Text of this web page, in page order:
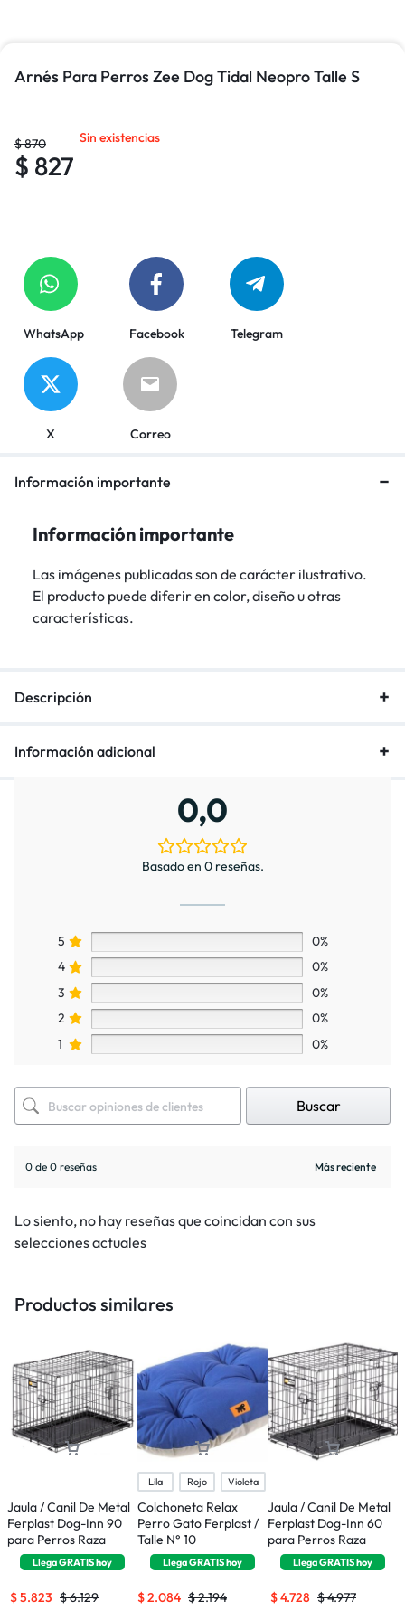
Arnés Para Perros Zee Dog Tidal Neopro Talle S
$870
$ 827
Sin existencias
WhatsApp Facebook Telegram
X Correo
Información importante
Información importante
Las imágenes publicadas son de carácter ilustrativo.
El producto puede diferir en color, diseño u otras
características.
Descripción
Información adicional
0,0
Basado en 0 reseñas.
5
0%
4
0%
3
0%
2
0%
1
0%
Buscar
0 de 0 reseñas
Lo siento, no hay reseñas que coincidan con sus
selecciones actuales
Productos similares
Jaula / Canil De Metal
Ferplast Dog-Inn 90
para Perros Raza
Mediana
LlegaGRATIShoy
$6.129
$5.823
Lila Rojo Violeta
Colchoneta Relax
Perro Gato Ferplast /
Talle N° 10
LlegaGRATIShoy
$2.194
$2.084
Jaula / Canil De Metal
Ferplast Dog-Inn 60
para Perros Raza
Pequeña
LlegaGRATIShoy
$4.977
$4.728